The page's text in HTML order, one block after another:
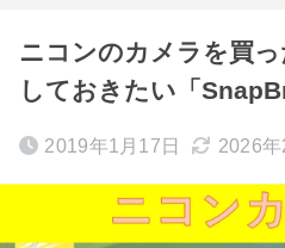
ニコンのカメラを買
しておきたい「
2019年1月17日 2026年